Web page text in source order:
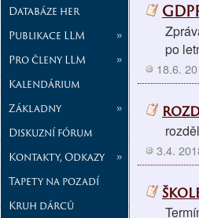
Databáze her
Publikace LLM
»
Pro členy LLM
»
Kalendárium
Základny
»
Diskuzní fórum
Kontakty, Odkazy
»
Tapety na pozadí
Kruh dárců
po
18.6.
3.4.